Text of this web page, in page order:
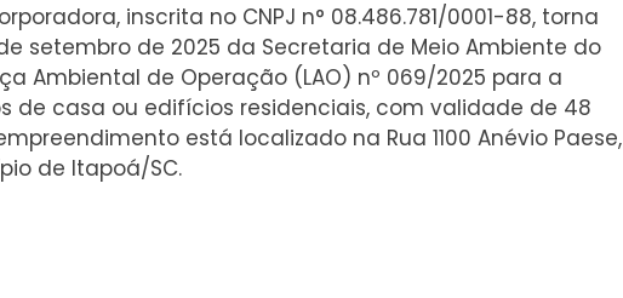
inscrita no CNPJ n° 08.486.781/0001-88, torna
setembro de 2025 da Secretaria de Meio Ambiente do
Ambiental de Operação (LAO) nº 069/2025 para a
de casa ou edifícios residenciais, com validade de 48
está localizado na Rua 1100 Anévio Paese,
de Itapoá/SC.